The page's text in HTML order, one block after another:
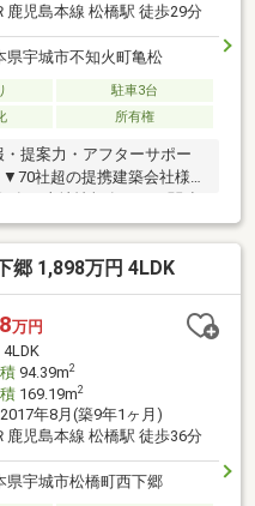
鹿児島本線 松橋駅 徒歩29分
県宇城市不知火町亀松
駐車3台
所有権
提案力・アフターサポー
社超の提携建築会社様モ
有の土地情報有り！▼関連
力】▼住宅ローン金融機関
把握！▼後悔しないための
家計の見直し相談も可能！
ドバイス資金贈与（援助）
お任せ！▼お引渡し後のア
ンス（リフォーム）、将来
郷 1,898万円 4LDK
万円
4LDK
94.39m2
169.19m2
2017年8月(築9年1ヶ月)
鹿児島本線 松橋駅 徒歩36分
県宇城市松橋町西下郷